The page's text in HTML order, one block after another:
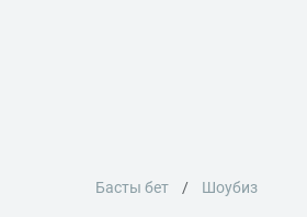
Басты бет Шоубиз